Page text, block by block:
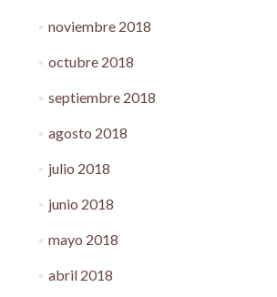
noviembre 2018
octubre 2018
septiembre 2018
agosto 2018
julio 2018
junio 2018
mayo 2018
abril 2018